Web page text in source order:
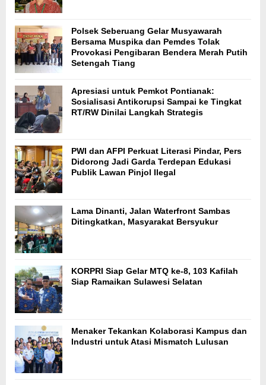
Polsek Seberuang Gelar Musyawarah
Bersama Muspika dan Pemdes Tolak
Provokasi Pengibaran Bendera Merah Putih
Setengah Tiang
Apresiasi untuk Pemkot Pontianak:
Sosialisasi Antikorupsi Sampai ke Tingkat
RT/RW Dinilai Langkah Strategis
PWI dan AFPI Perkuat Literasi Pindar, Pers
Didorong Jadi Garda Terdepan Edukasi
Publik Lawan Pinjol Ilegal
Lama Dinanti, Jalan Waterfront Sambas
Ditingkatkan, Masyarakat Bersyukur
KORPRI Siap Gelar MTQ ke-8, 103 Kafilah
Siap Ramaikan Sulawesi Selatan
Menaker Tekankan Kolaborasi Kampus dan
Industri untuk Atasi Mismatch Lulusan